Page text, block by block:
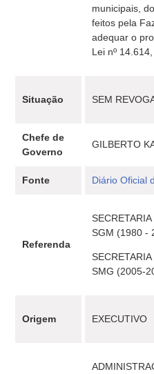
municipais,
feitos pela
adequar o
Lei nº
Situação SEM
Chefe de
Governo
GILBERTO
Fonte Diário Oficial
Referenda
SGM (1980 -
SMG (2005-
Origem EXECUTIVO